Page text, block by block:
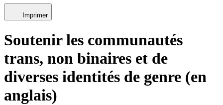
Imprimer
Soutenir les communautés
trans, non binaires et de
diverses identités de genre (en
anglais)